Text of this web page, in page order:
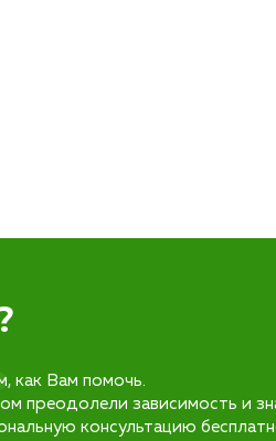
как Вам помочь.
преодолели зависимость и
консультацию